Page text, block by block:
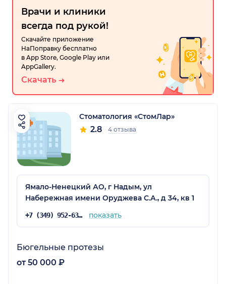
Врачи и клиники
всегда под рукой!
Скачайте приложение
НаПоправку бесплатно
в App Store, Google Play или
AppGallery.
Скачать
Стоматология «СтомЛар»
2.8 4 отзыва
Ямало-Ненецкий АО, г Надым, ул
Набережная имени Оруджева С.А., д 34, кв 1
+7 (349) 952-63-26 показать
Бюгельные протезы
от 50 000 ₽